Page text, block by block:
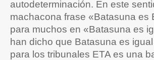
autodeterminación. En este
machacona frase «Batasuna es
para muchos en «Batasuna es
han dicho que Batasuna es
para los tribunales ETA es una